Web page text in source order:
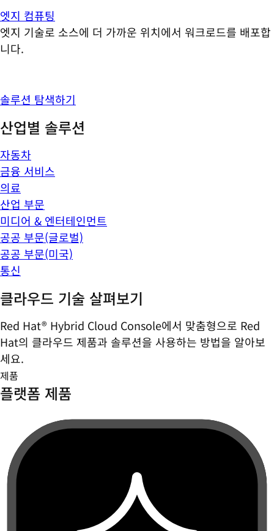
엣지 컴퓨팅
엣지 기술로 소스에 더 가까운 위치에서 워크로드를 배포합
니다.
솔루션 탐색하기
산업별 솔루션
자동차
금융 서비스
의료
산업 부문
미디어 & 엔터테인먼트
공공 부문(글로벌)
공공 부문(미국)
통신
클라우드 기술 살펴보기
Red Hat® Hybrid Cloud Console에서 맞춤형으로 Red
Hat의 클라우드 제품과 솔루션을 사용하는 방법을 알아보
세요.
제품
플랫폼 제품